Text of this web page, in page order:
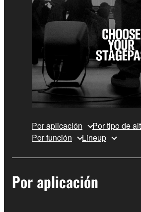
Por aplicación
Por tipo de
Por función
Lineup
Por aplicación